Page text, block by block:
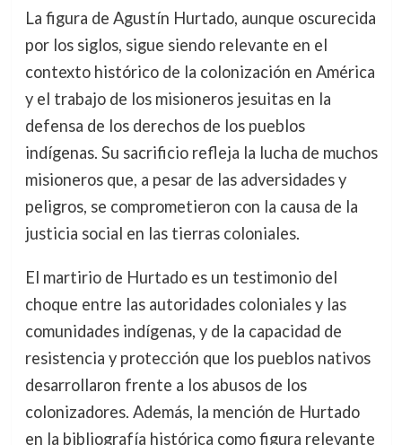
La figura de Agustín Hurtado, aunque oscurecida
por los siglos, sigue siendo relevante en el
contexto histórico de la colonización en América
y el trabajo de los misioneros jesuitas en la
defensa de los derechos de los pueblos
indígenas. Su sacrificio refleja la lucha de muchos
misioneros que, a pesar de las adversidades y
peligros, se comprometieron con la causa de la
justicia social en las tierras coloniales.
El martirio de Hurtado es un testimonio del
choque entre las autoridades coloniales y las
comunidades indígenas, y de la capacidad de
resistencia y protección que los pueblos nativos
desarrollaron frente a los abusos de los
colonizadores. Además, la mención de Hurtado
en la bibliografía histórica como figura relevante